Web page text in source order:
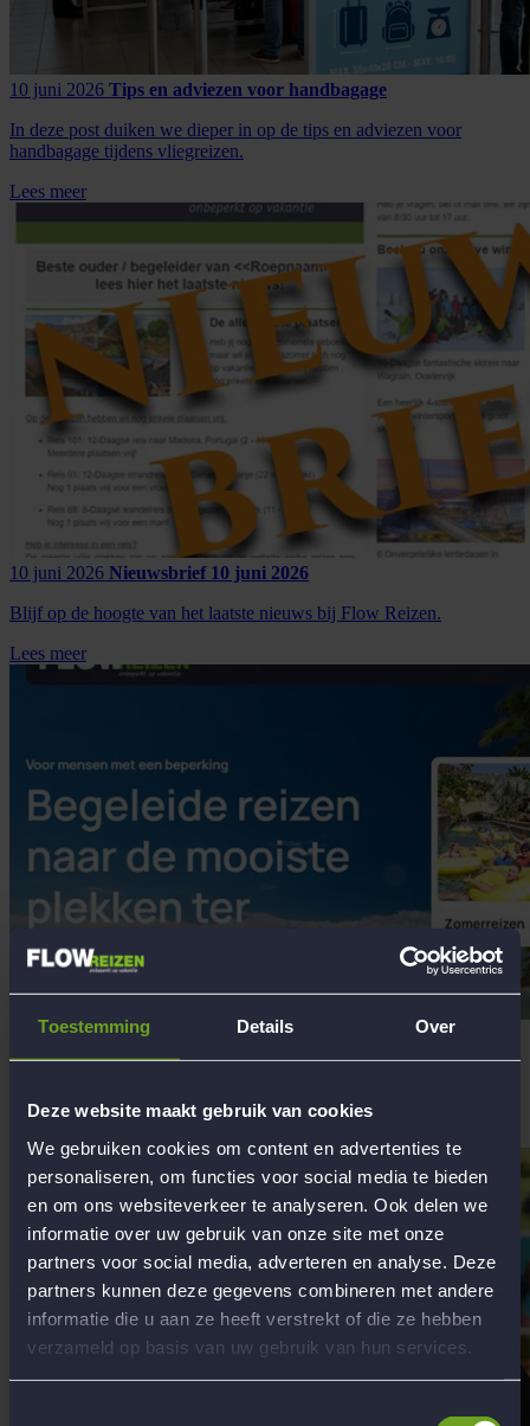
Toestemming Details Over
Deze website maakt gebruik van cookies
We gebruiken cookies om content en advertenties te
personaliseren, om functies voor social media te bieden
en om ons websiteverkeer te analyseren. Ook delen we
informatie over uw gebruik van onze site met onze
partners voor social media, adverteren en analyse. Deze
partners kunnen deze gegevens combineren met andere
informatie die u aan ze heeft verstrekt of die ze hebben
verzameld op basis van uw gebruik van hun services.
10 juni 2026 Tips en adviezen voor handbagage
In deze post duiken we dieper in op de tips en adviezen voor
handbagage tijdens vliegreizen.
Lees meer
10 juni 2026 Nieuwsbrief 10 juni 2026
Blijf op de hoogte van het laatste nieuws bij Flow Reizen.
Lees meer
22 mei 2026Nieuwe website